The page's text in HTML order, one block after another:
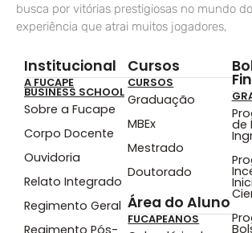
busca por vitórias prestigiosas no mundo
experiência que atrai muitos jogadores,
Institucional
A FUCAPE
BUSINESS SCHOOL
Sobre a Fucape
Corpo Docente
Ouvidoria
Relato Integrado
Regimento Geral
Cursos
CURSOS
Graduação
MBEx
Mestrado
Doutorado
Área do Aluno
FUCAPEANOS
de